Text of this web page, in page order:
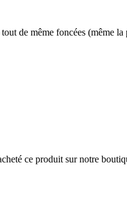
de même foncées (même
ce produit sur notre